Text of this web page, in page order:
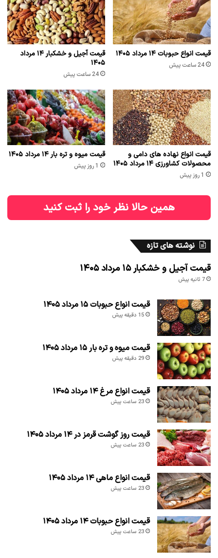
قیمت انواع حبوبات ۱۴ مرداد ۱۴۰۵
24 ساعت پیش
قیمت آجیل و خشکبار ۱۴ مرداد
۱۴۰۵
24 ساعت پیش
قیمت انواع نهاده های دامی و
محصولات کشاورزی ۱۴ مرداد ۱۴۰۵
1 روز پیش
قیمت میوه و تره بار ۱۴ مرداد ۱۴۰۵
1 روز پیش
همین حالا نظر خود را ثبت کنید
نوشته های تازه
قیمت آجیل و خشکبار ۱۵ مرداد ۱۴۰۵
7 ثانیه پیش
قیمت انواع حبوبات ۱۵ مرداد ۱۴۰۵
15 دقیقه پیش
قیمت میوه و تره بار ۱۵ مرداد ۱۴۰۵
29 دقیقه پیش
قیمت انواع مرغ ۱۴ مرداد ۱۴۰۵
23 ساعت پیش
قیمت روز گوشت قرمز در ۱۴ مرداد ۱۴۰۵
23 ساعت پیش
قیمت انواع ماهی ۱۴ مرداد ۱۴۰۵
23 ساعت پیش
قیمت انواع حبوبات ۱۴ مرداد ۱۴۰۵
23 ساعت پیش